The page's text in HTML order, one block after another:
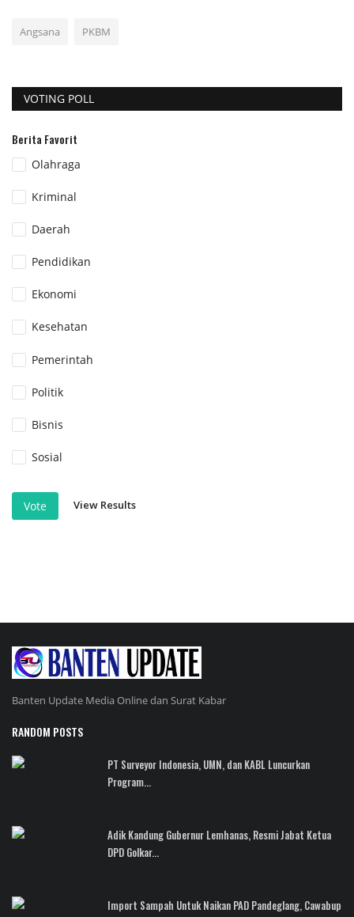
Angsana PKBM
VOTING POLL
Berita Favorit
Olahraga
Kriminal
Daerah
Pendidikan
Ekonomi
Kesehatan
Pemerintah
Politik
Bisnis
Sosial
Vote View Results
Banten Update Media Online dan Surat Kabar
RANDOM POSTS
PT Surveyor Indonesia, UMN, dan KABL Luncurkan
Program...
Adik Kandung Gubernur Lemhanas, Resmi Jabat Ketua
DPD Golkar...
Import Sampah Untuk Naikan PAD Pandeglang, Cawabup